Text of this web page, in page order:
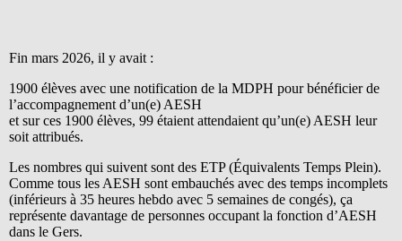
Fin mars 2026, il y avait :
1900 élèves avec une notification de la MDPH pour bénéficier de
l’accompagnement d’un(e) AESH
et sur ces 1900 élèves, 99 étaient attendaient qu’un(e) AESH leur
soit attribués.
Les nombres qui suivent sont des ETP (Équivalents Temps Plein).
Comme tous les AESH sont embauchés avec des temps incomplets
(inférieurs à 35 heures hebdo avec 5 semaines de congés), ça
représente davantage de personnes occupant la fonction d’AESH
dans le Gers.